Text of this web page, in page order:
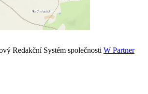
Redakční Systém společnosti W Partner